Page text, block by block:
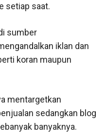
setiap saat.
sumber
iklan dan
koran maupun
mentargetkan
sedangkan blog
banyaknya.